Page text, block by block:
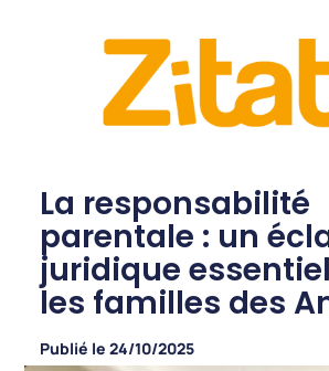
La responsabilité
parentale : un
juridique
les familles des
Publié le 24/10/2025